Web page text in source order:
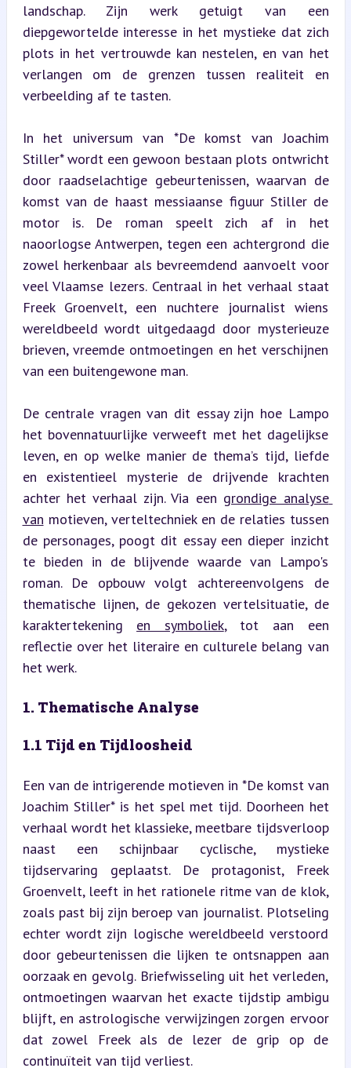
landschap. Zijn werk getuigt van een
diepgewortelde interesse in het mystieke dat zich
plots in het vertrouwde kan nestelen, en van het
verlangen om de grenzen tussen realiteit en
verbeelding af te tasten.
In het universum van *De komst van Joachim
Stiller* wordt een gewoon bestaan plots ontwricht
door raadselachtige gebeurtenissen, waarvan de
komst van de haast messiaanse figuur Stiller de
motor is. De roman speelt zich af in het
naoorlogse Antwerpen, tegen een achtergrond die
zowel herkenbaar als bevreemdend aanvoelt voor
veel Vlaamse lezers. Centraal in het verhaal staat
Freek Groenvelt, een nuchtere journalist wiens
wereldbeeld wordt uitgedaagd door mysterieuze
brieven, vreemde ontmoetingen en het verschijnen
van een buitengewone man.
De centrale vragen van dit essay zijn hoe Lampo
het bovennatuurlijke verweeft met het dagelijkse
leven, en op welke manier de thema’s tijd, liefde
en existentieel mysterie de drijvende krachten
achter het verhaal zijn. Via een grondige analyse
van motieven, verteltechniek en de relaties tussen
de personages, poogt dit essay een dieper inzicht
te bieden in de blijvende waarde van Lampo's
roman. De opbouw volgt achtereenvolgens de
thematische lijnen, de gekozen vertelsituatie, de
karaktertekening en symboliek, tot aan een
reflectie over het literaire en culturele belang van
het werk.
1. Thematische Analyse
1.1 Tijd en Tijdloosheid
Een van de intrigerende motieven in *De komst van
Joachim Stiller* is het spel met tijd. Doorheen het
verhaal wordt het klassieke, meetbare tijdsverloop
naast een schijnbaar cyclische, mystieke
tijdservaring geplaatst. De protagonist, Freek
Groenvelt, leeft in het rationele ritme van de klok,
zoals past bij zijn beroep van journalist. Plotseling
echter wordt zijn logische wereldbeeld verstoord
door gebeurtenissen die lijken te ontsnappen aan
oorzaak en gevolg. Briefwisseling uit het verleden,
ontmoetingen waarvan het exacte tijdstip ambigu
blijft, en astrologische verwijzingen zorgen ervoor
dat zowel Freek als de lezer de grip op de
continuïteit van tijd verliest.